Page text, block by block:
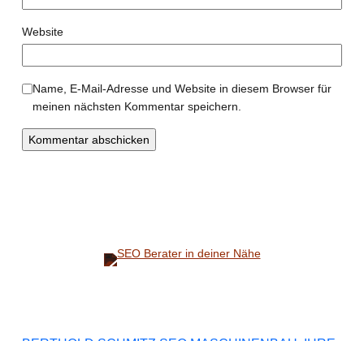
Website
Name, E-Mail-Adresse und Website in diesem Browser für
meinen nächsten Kommentar speichern.